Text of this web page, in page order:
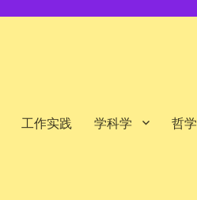
工作实践 学科学 哲学